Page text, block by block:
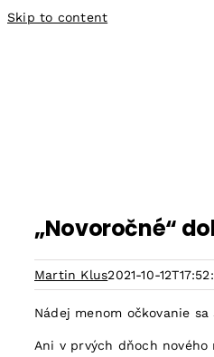
Skip to content
„Novoročné“
Martin Klus2021-10-
Nádej menom očkovanie
Ani v prvých dňoch